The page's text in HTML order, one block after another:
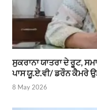
ਸੁਕਰਾਨਾ ਯਾਤਰਾ ਦੇ ਰੂਟ,
ਪਾਸ ਯੂ.ਏ.ਵੀ/ ਡਰੌਨ ਕੈਮਰੇ
8 May 2026